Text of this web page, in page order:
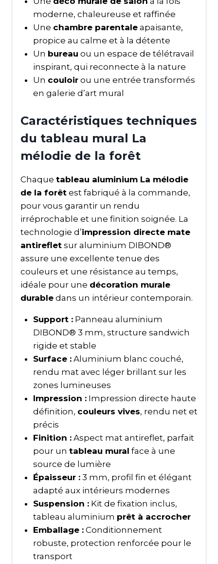
moderne, chaleureuse et raffinée
Une chambre parentaleapaisante,
propice au calme et à la détente
Un bureau ou un espace de télétravail
inspirant, qui reconnecte à la nature
Un couloirou une entrée transformés
en galerie d’art mural
Caractéristiques techniques
du tableau mural La
mélodie de la forêt
Chaque tableau aluminium La mélodie
de la forêt est fabriqué à la commande,
pour vous garantir un rendu
irréprochable et une finition soignée. La
technologie d’impression directe mate
antireflet sur aluminium DIBOND®
assure une excellente tenue des
couleurs et une résistance au temps,
idéale pour une décoration murale
durable dans un intérieur contemporain.
Support :Panneau aluminium
DIBOND® 3 mm, structure sandwich
rigide et stable
Surface :Aluminium blanc couché,
rendu mat avec léger brillant sur les
zones lumineuses
Impression :Impression directe haute
définition, couleurs vives, rendu net et
précis
Finition :Aspect mat antireflet, parfait
pour un tableau mural face à une
source de lumière
Épaisseur :3 mm, profil fin et élégant
adapté aux intérieurs modernes
Suspension :Kit de fixation inclus,
tableau aluminium prêt à accrocher
Emballage :Conditionnement
robuste, protection renforcée pour le
transport